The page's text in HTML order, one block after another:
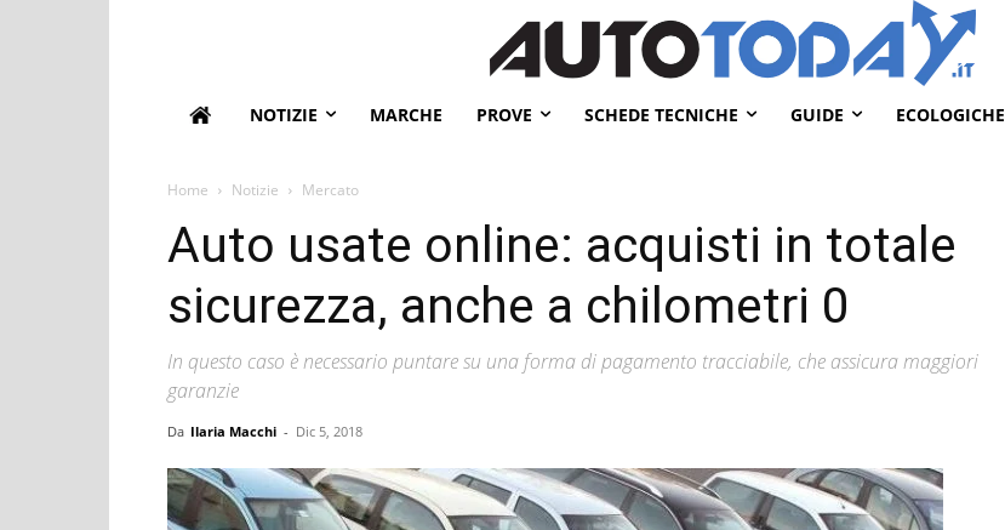
NOTIZIE MARCHE PROVE SCHEDE TECNICHE GUIDE ECOLOGICHE
Home Notizie Mercato
Auto usate online: acquisti in totale
sicurezza, anche a chilometri 0
In questo caso è necessario puntare su una forma di pagamento tracciabile, che assicura maggiori
garanzie
Da Ilaria Macchi - Dic 5, 2018